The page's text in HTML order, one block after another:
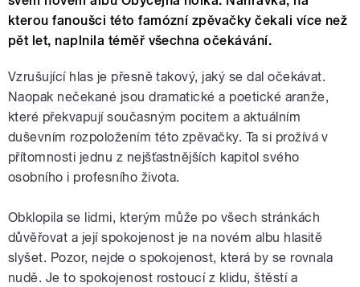
kterou fanoušci této famózní zpěvačky čekali více než
pět let, naplnila téměř všechna očekávání.
Vzrušující hlas je přesně takový, jaký se dal očekávat.
Naopak nečekané jsou dramatické a poetické aranže,
které překvapují současným pocitem a aktuálním
duševním rozpoložením této zpěvačky. Ta si prožívá v
přítomnosti jednu z nejšťastnějších kapitol svého
osobního i profesního života.
Obklopila se lidmi, kterým může po všech stránkách
důvěřovat a její spokojenost je na novém albu hlasitě
slyšet. Pozor, nejde o spokojenost, která by se rovnala
nudě. Je to spokojenost rostoucí z klidu, štěstí a